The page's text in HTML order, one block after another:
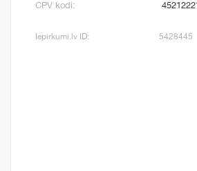
CPV kodi:
Iepirkumi.lv ID: 5428445